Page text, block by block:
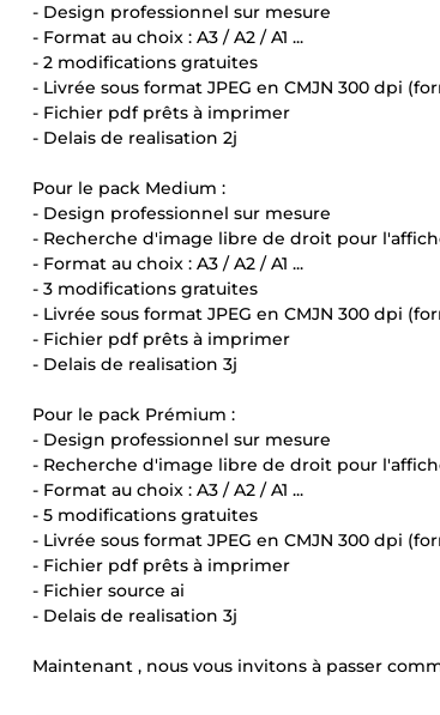
- Design professionnel sur mesure
- Format au choix : A3 / A2 / A1 ...
- 2 modifications gratuites
- Livrée sous format JPEG en CMJN 300 dpi
- Fichier pdf prêts à imprimer
- Delais de realisation 2j
Pour le pack Medium :
- Design professionnel sur mesure
- Recherche d'image libre de droit pour
- Format au choix : A3 / A2 / A1 ...
- 3 modifications gratuites
- Livrée sous format JPEG en CMJN 300 dpi
- Fichier pdf prêts à imprimer
- Delais de realisation 3j
Pour le pack Prémium :
- Design professionnel sur mesure
- Recherche d'image libre de droit pour
- Format au choix : A3 / A2 / A1 ...
- 5 modifications gratuites
- Livrée sous format JPEG en CMJN 300 dpi
- Fichier pdf prêts à imprimer
- Fichier source ai
- Delais de realisation 3j
Maintenant , nous vous invitons à passer